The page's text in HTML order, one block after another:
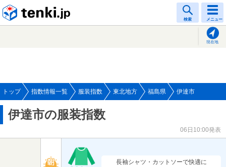
検索 メニュー
現在地
トップ 指数情報一覧 服装指数 東北地方 福島県 伊達市
伊達市の服装指数
06日10:00発表
長袖シャツ・カットソーで快適に